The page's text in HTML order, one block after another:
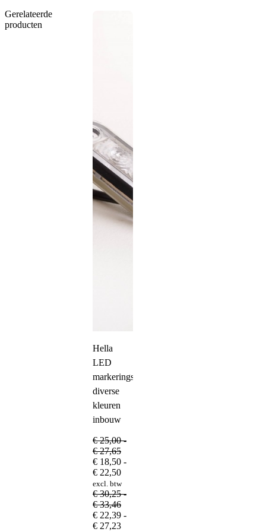
Gerelateerde
producten
Hella
LED
markeringslamp
diverse
kleuren
inbouw
€25,00 -
€27,65Prijsklasse:
€ 25,00
tot
€ 27,65
€ 18,50 -
€ 22,50Prijsklasse:
€ 18,50
tot
€ 22,50
excl. btw
€30,25 -
€33,46Prijsklasse:
€ 30,25
tot
€ 22,39 -
€ 27,23Prijsklasse: